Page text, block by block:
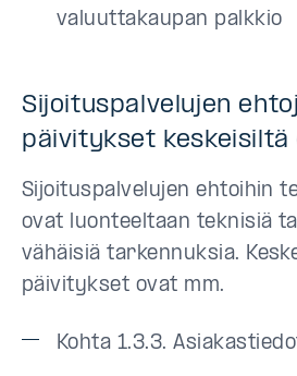
valuuttakaupan palkkio
Sijoituspalvelujen
päivitykset keskeisiltä
Sijoituspalvelujen ehtoihin
ovat luonteeltaan teknisiä
vähäisiä tarkennuksia.
päivitykset ovat mm.
Kohta 1.3.3.